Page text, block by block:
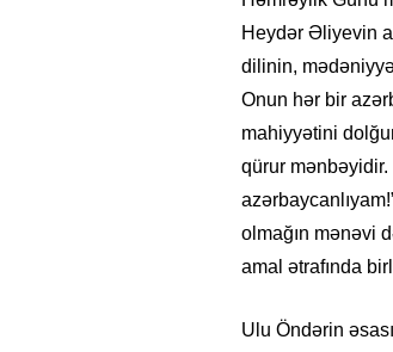
Heydər Əliyevin
dilinin,
Onun hər bir
mahiyyətini
qürur
olmağın mənəvi
amal ətrafında
Ulu Öndərin